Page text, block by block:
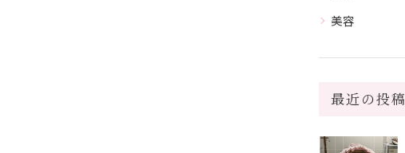
美容
最近の投稿